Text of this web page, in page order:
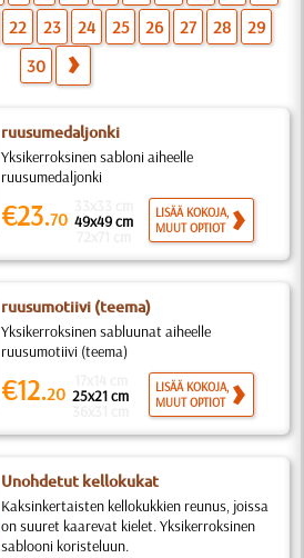
22 23 24 25 26 27 28
29
30
ruusumedaljonki
Yksikerroksinen sabloni aiheelle
ruusumedaljonki
€23.70 49x49 cm
LISÄÄ KOKOJA,
MUUT OPTIOT
ruusumotiivi (teema)
Yksikerroksinen sabluunat aiheelle
ruusumotiivi (teema)
€12.20 25x21 cm
LISÄÄ KOKOJA,
MUUT OPTIOT
Unohdetut kellokukat
Kaksinkertaisten kellokukkien reunus, joissa
on suuret kaarevat kielet. Yksikerroksinen
sablooni koristeluun.